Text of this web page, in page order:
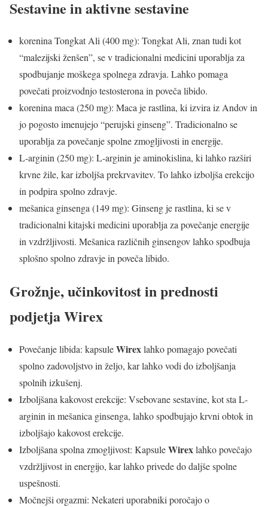
Sestavine in aktivne sestavine
korenina Tongkat Ali (400 mg): Tongkat Ali, znan tudi kot
“malezijski ženšen”, se v tradicionalni medicini uporablja za
spodbujanje moškega spolnega zdravja. Lahko pomaga
povečati proizvodnjo testosterona in poveča libido.
korenina maca (250 mg): Maca je rastlina, ki izvira iz Andov in
jo pogosto imenujejo “perujski ginseng”. Tradicionalno se
uporablja za povečanje spolne zmogljivosti in energije.
L-arginin (250 mg): L-arginin je aminokislina, ki lahko razširi
krvne žile, kar izboljša prekrvavitev. To lahko izboljša erekcijo
in podpira spolno zdravje.
mešanica ginsenga (149 mg): Ginseng je rastlina, ki se v
tradicionalni kitajski medicini uporablja za povečanje energije
in vzdržljivosti. Mešanica različnih ginsengov lahko spodbuja
splošno spolno zdravje in poveča libido.
Grožnje, učinkovitost in prednosti
podjetjaWirex
Povečanje libida: kapsuleWirexlahko pomagajo povečati
spolno zadovoljstvo in željo, kar lahko vodi do izboljšanja
spolnih izkušenj.
Izboljšana kakovost erekcije: Vsebovane sestavine, kot sta L-
arginin in mešanica ginsenga, lahko spodbujajo krvni obtok in
izboljšajo kakovost erekcije.
Izboljšana spolna zmogljivost: KapsuleWirexlahko povečajo
vzdržljivost in energijo, kar lahko privede do daljše spolne
uspešnosti.
Močnejši orgazmi: Nekateri uporabniki poročajo o